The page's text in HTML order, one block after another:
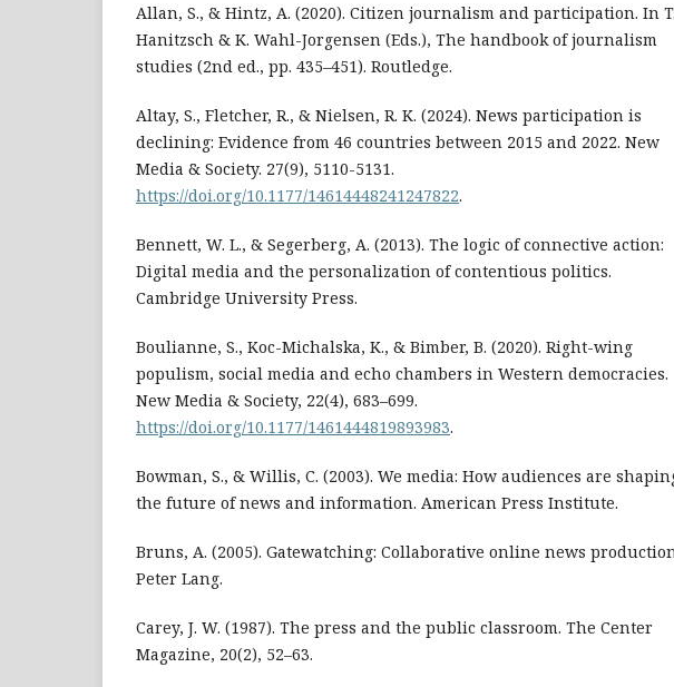
Allan, S., & Hintz, A. (2020). Citizen journalism and participation. In T.
Hanitzsch & K. Wahl-Jorgensen (Eds.), The handbook of journalism
studies (2nd ed., pp. 435–451). Routledge.
Altay, S., Fletcher, R., & Nielsen, R. K. (2024). News participation is
declining: Evidence from 46 countries between 2015 and 2022. New
Media & Society. 27(9), 5110-5131.
https://doi.org/10.1177/14614448241247822.
Bennett, W. L., & Segerberg, A. (2013). The logic of connective action:
Digital media and the personalization of contentious politics.
Cambridge University Press.
Boulianne, S., Koc-Michalska, K., & Bimber, B. (2020). Right-wing
populism, social media and echo chambers in Western democracies.
New Media & Society, 22(4), 683–699.
https://doi.org/10.1177/1461444819893983.
Bowman, S., & Willis, C. (2003). We media: How audiences are
the future of news and information. American Press Institute.
Bruns, A. (2005). Gatewatching: Collaborative online news
Peter Lang.
Carey, J. W. (1987). The press and the public classroom. The Center
Magazine, 20(2), 52–63.